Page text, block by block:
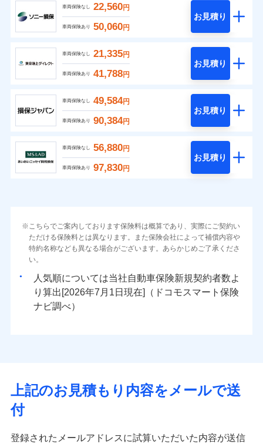
車両保険なし 22,560円
車両保険あり 50,060円
お見積り
車両保険なし 21,335円
車両保険あり 41,788円
お見積り
車両保険なし 49,584円
車両保険あり 90,384円
お見積り
車両保険なし 56,880円
車両保険あり 97,830円
お見積り
こちらでご案内しております保険料は概算であり、実際にご契約い
ただける保険料とは異なります。また保険会社によって補償内容や
特約名称なども異なる場合がございます。あらかじめご了承くださ
い。
人気順については当社
新規契約者数よ
り算出[
年 月
日現在]（ドコモスマート保険
ナビ調べ）
上記のお見積もり内容をメールで送
付
登録されたメールアドレスに試算いただいた内容が送信